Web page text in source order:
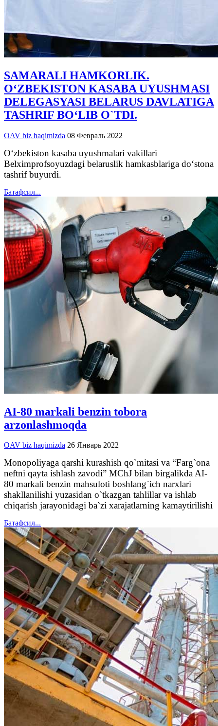
SAMARALI HAMKORLIK.
O‘ZBEKISTON KASABA UYUSHMASI
DELEGASYASI BELARUS DAVLATIGA
TASHRIF BO‘LIB O`TDI.
OAV biz haqimizda 08 Февраль 2022
O‘zbekiston kasaba uyushmalari vakillari
Belximprofsoyuzdagi belaruslik hamkasblariga do‘stona
tashrif buyurdi.
Батафсил...
AI-80 markali benzin tobora
arzonlashmoqda
OAV biz haqimizda 26 Январь 2022
Monopoliyaga qarshi kurashish qo`mitasi va “Farg`ona
neftni qayta ishlash zavodi” MChJ bilan birgalikda AI-
80 markali benzin mahsuloti boshlang`ich narxlari
shakllanilishi yuzasidan o`tkazgan tahlillar va ishlab
chiqarish jarayonidagi ba`zi xarajatlarning kamaytirilishi
Батафсил...